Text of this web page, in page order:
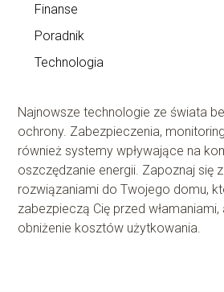
Finanse
Poradnik
Technologia
Najnowsze technologie ze świata
ochrony. Zabezpieczenia,
również systemy wpływające na
oszczędzanie energii. Zapoznaj się
rozwiązaniami do Twojego domu,
zabezpieczą Cię przed włamaniami,
obniżenie kosztów użytkowania.